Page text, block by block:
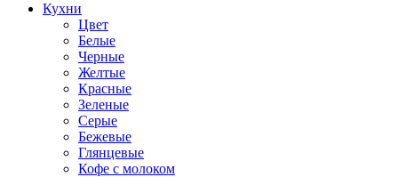
Кухни
Цвет
Белые
Черные
Желтые
Красные
Зеленые
Серые
Бежевые
Глянцевые
Кофе с молоком